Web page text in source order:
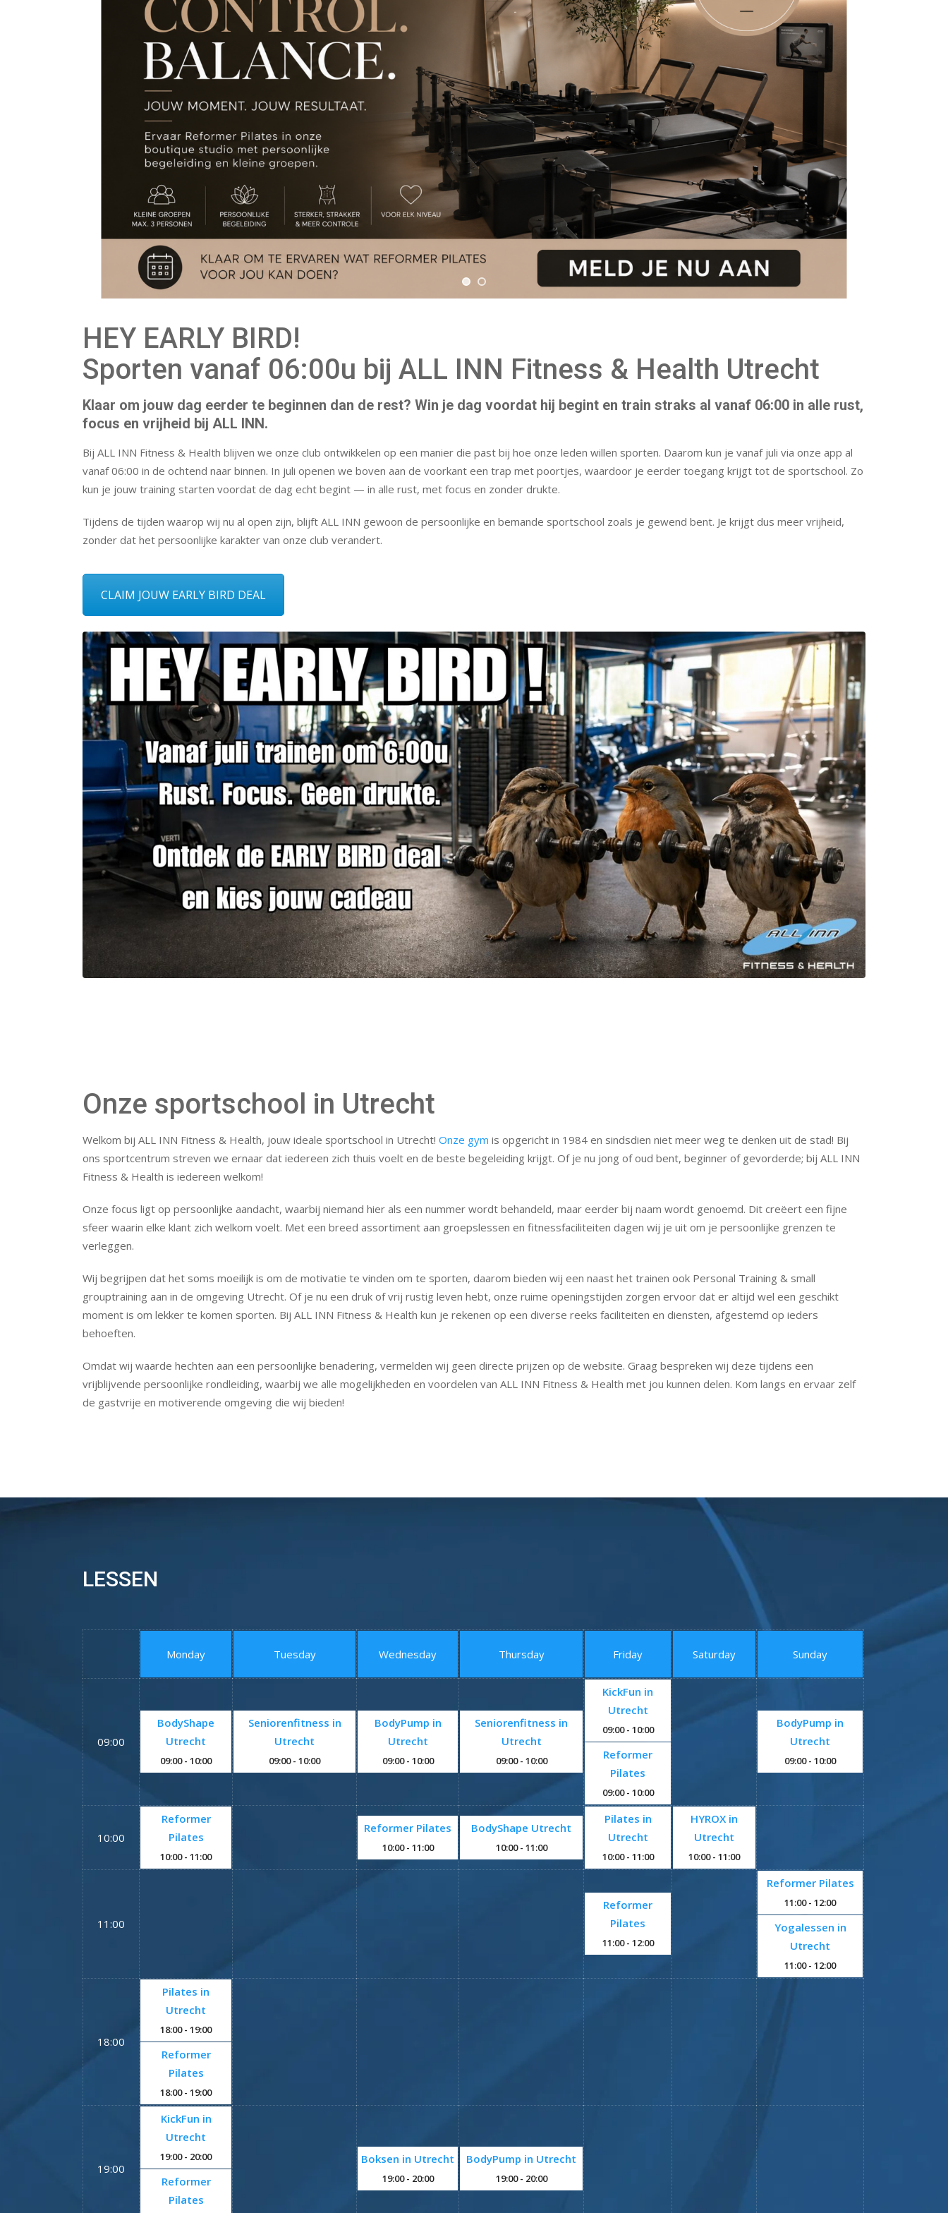
HEY EARLY BIRD!
Sporten vanaf 06:00u bij ALL INN Fitness & Health Utrecht
Klaar om jouw dag eerder te beginnen dan de rest? Win je dag voordat hij begint en train straks al vanaf 06:00 in alle rust,
focus en vrijheid bij ALL INN.
Bij ALL INN Fitness & Health blijven we onze club ontwikkelen op een manier die past bij hoe onze leden willen sporten. Daarom kun je vanaf juli via onze app al
vanaf 06:00 in de ochtend naar binnen. In juli openen we boven aan de voorkant een trap met poortjes, waardoor je eerder toegang krijgt tot de sportschool. Zo
kun je jouw training starten voordat de dag echt begint — in alle rust, met focus en zonder drukte.
Tijdens de tijden waarop wij nu al open zijn, blijft ALL INN gewoon de persoonlijke en bemande sportschool zoals je gewend bent. Je krijgt dus meer vrijheid,
zonder dat het persoonlijke karakter van onze club verandert.
CLAIM JOUW EARLY BIRD DEAL
Onze sportschool in Utrecht
Welkom bij ALL INN Fitness & Health, jouw ideale sportschool in Utrecht! Onze gym is opgericht in 1984 en sindsdien niet meer weg te denken uit de stad! Bij
ons sportcentrum streven we ernaar dat iedereen zich thuis voelt en de beste begeleiding krijgt. Of je nu jong of oud bent, beginner of gevorderde; bij ALL INN
Fitness & Health is iedereen welkom!
Onze focus ligt op persoonlijke aandacht, waarbij niemand hier als een nummer wordt behandeld, maar eerder bij naam wordt genoemd. Dit creëert een fijne
sfeer waarin elke klant zich welkom voelt. Met een breed assortiment aan groepslessen en fitnessfaciliteiten dagen wij je uit om je persoonlijke grenzen te
verleggen.
Wij begrijpen dat het soms moeilijk is om de motivatie te vinden om te sporten, daarom bieden wij een naast het trainen ook Personal Training & small
grouptraining aan in de omgeving Utrecht. Of je nu een druk of vrij rustig leven hebt, onze ruime openingstijden zorgen ervoor dat er altijd wel een geschikt
moment is om lekker te komen sporten. Bij ALL INN Fitness & Health kun je rekenen op een diverse reeks faciliteiten en diensten, afgestemd op ieders
behoeften.
Omdat wij waarde hechten aan een persoonlijke benadering, vermelden wij geen directe prijzen op de website. Graag bespreken wij deze tijdens een
vrijblijvende persoonlijke rondleiding, waarbij we alle mogelijkheden en voordelen van ALL INN Fitness & Health met jou kunnen delen. Kom langs en ervaar zelf
de gastvrije en motiverende omgeving die wij bieden!
LESSEN
Monday Tuesday Wednesday Thursday Friday Saturday Sunday
09:00
BodyShape
Utrecht
09:00 - 10:00
Seniorenfitness in
Utrecht
09:00 - 10:00
BodyPump in
Utrecht
09:00 - 10:00
Seniorenfitness in
Utrecht
09:00 - 10:00
KickFun in
Utrecht
09:00 - 10:00
Reformer
Pilates
09:00 - 10:00
BodyPump in
Utrecht
09:00 - 10:00
10:00
Reformer
Pilates
10:00 - 11:00
Reformer Pilates
10:00 - 11:00
BodyShape Utrecht
10:00 - 11:00
Pilates in
Utrecht
10:00 - 11:00
HYROX in
Utrecht
10:00 - 11:00
11:00
Reformer
Pilates
11:00 - 12:00
Reformer Pilates
11:00 - 12:00
Yogalessen in
Utrecht
11:00 - 12:00
18:00
Pilates in
Utrecht
18:00 - 19:00
Reformer
Pilates
18:00 - 19:00
19:00
KickFun in
Utrecht
19:00 - 20:00
Reformer
Pilates
Boksen in Utrecht
19:00 - 20:00
BodyPump in Utrecht
19:00 - 20:00